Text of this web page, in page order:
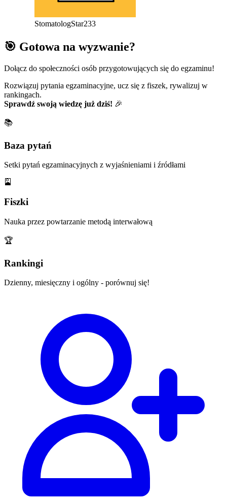
StomatologStar233
🎯 Gotowa na wyzwanie?
Dołącz do społeczności osób przygotowujących się do egzaminu!
Rozwiązuj pytania egzaminacyjne, ucz się z fiszek, rywalizuj w
rankingach.
Sprawdź swoją wiedzę już dziś! 🎉
📚
Baza pytań
Setki pytań egzaminacyjnych z wyjaśnieniami i źródłami
🎴
Fiszki
Nauka przez powtarzanie metodą interwałową
🏆
Rankingi
Dzienny, miesięczny i ogólny - porównuj się!